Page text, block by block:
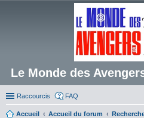
Le Monde des
Raccourcis FAQ
Accueil Accueil du forum